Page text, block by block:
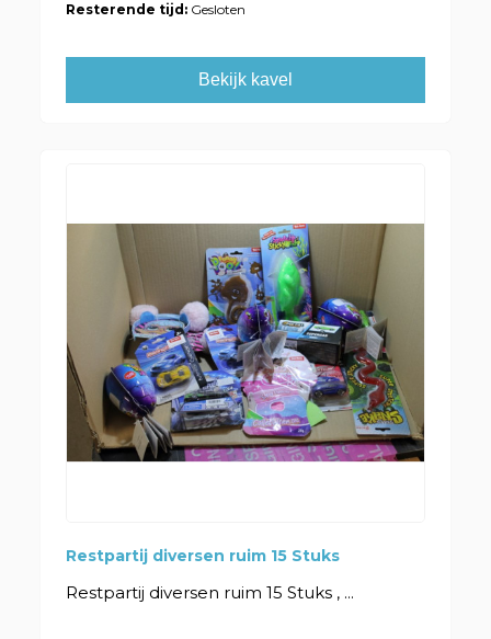
Resterende tijd: Gesloten
Bekijk kavel
Restpartij diversen ruim 15 Stuks
Restpartij diversen ruim 15 Stuks , ...